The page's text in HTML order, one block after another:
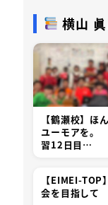
横山
【鶴瀬校】ほ
ユーモアを。
習12日目…
【EIMEI-TOP
会を目指して